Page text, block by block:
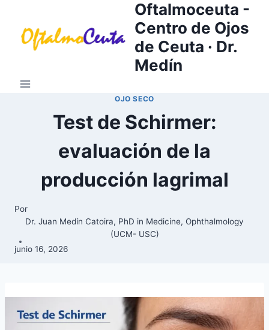
contenido
Oftalmoceuta -
Centro de Ojos
de Ceuta · Dr.
Medín
OJO SECO
Test de Schirmer:
evaluación de la
producción lagrimal
Por
Dr. Juan Medín Catoira, PhD in Medicine, Ophthalmology
(UCM- USC)
junio 16, 2026